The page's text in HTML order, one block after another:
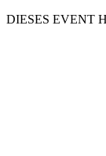
DIESES EVENT